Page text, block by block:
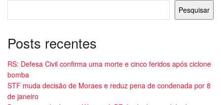
Pesquisar
Posts recentes
RS: Defesa Civil confirma uma morte e cinco feridos após ciclone
bomba
STF muda decisão de Moraes e reduz pena de condenada por 8
de janeiro